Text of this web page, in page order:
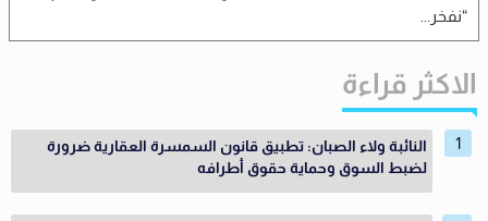
“نفخر...
الاكثر قراءة
النائبة ولاء الصبان: تطبيق قانون السمسرة العقارية ضرورة
لضبط السوق وحماية حقوق أطرافه